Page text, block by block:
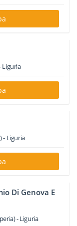
Liguria
- Liguria
Di Genova E
-Liguria